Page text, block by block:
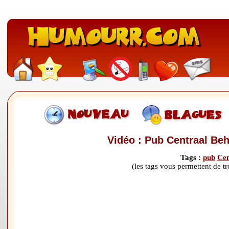
Vidéo : Pub Centraal
Tags : pub
(les tags vous permettent de